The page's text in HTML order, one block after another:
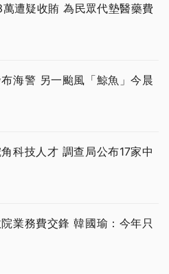
遭疑收賄 為民眾代墊醫藥費
海警 另一颱風「鯨魚」今晨
科技人才 調查局公布17家中
業務費交鋒 韓國瑜：今年只